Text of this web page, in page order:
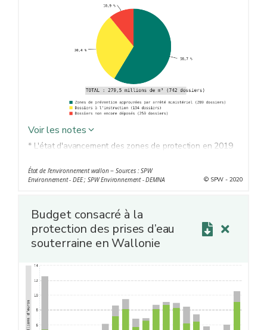
Voir les notes
* L'état d'avancement des zones de protection en 2019
État de l'environnement wallon − Sources : SPW
Environnement - DEE ; SPW Environnement - DEMNA
© SPW - 2020
Budget consacré à la
protection des prises d’eau
souterraine en Wallonie